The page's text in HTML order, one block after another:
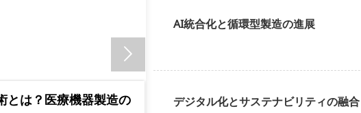
とは？医療機器製造の
食品機械板金の選び方

AI統合化と循環型製造の進展
デジタル化とサステナビリティの融合